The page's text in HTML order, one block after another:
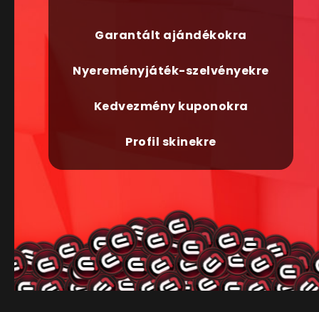
Garantált ajándékokra
Nyereményjáték-szelvényekre
Kedvezmény kuponokra
Profil skinekre